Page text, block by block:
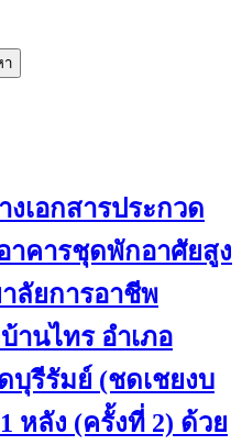
งเอกสารประกวด
าคารชุดพักอาศัยสูง
ลัยการอาชีพ
านไทร อำเภอ
บุรีรัมย์ (ชดเชยงบ
หลัง (ครั้งที่ 2) ด้วย